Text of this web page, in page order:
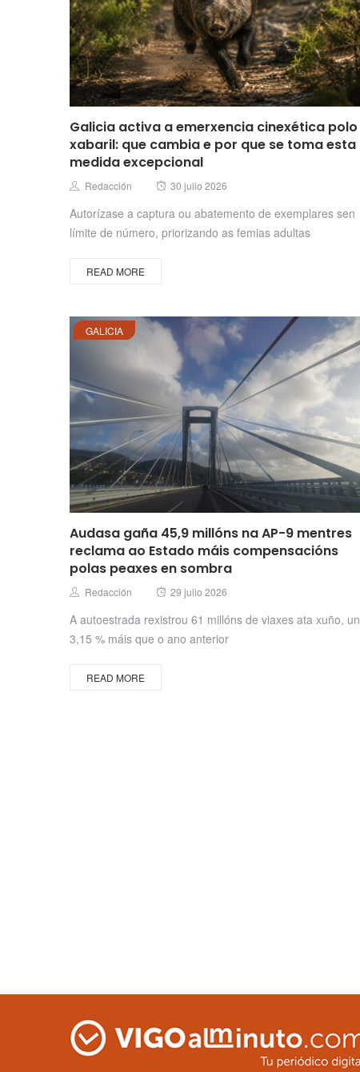
Galicia activa a emerxencia cinexética polo
xabaril: que cambia e por que se toma esta
medida excepcional
Author
Redacción
Posted
30 julio 2026
Autorízase a captura ou abatemento de exemplares sen
límite de número, priorizando as femias adultas
READ MORE
GALICIA
Audasa gaña 45,9 millóns na AP-9 mentres
reclama ao Estado máis compensacións
polas peaxes en sombra
Author
Redacción
Posted
29 julio 2026
A autoestrada rexistrou 61 millóns de viaxes ata xuño, un
3,15 % máis que o ano anterior
READ MORE